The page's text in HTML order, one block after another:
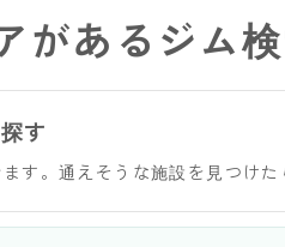
があるジム
す
す。通えそうな施設を見つけ